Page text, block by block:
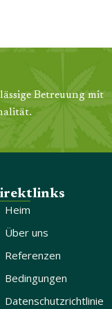
Betreuung mit
Heim
Über uns
Referenzen
Bedingungen
Datenschutzrichtlinie